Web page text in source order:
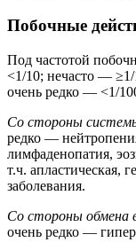
Побочные
Под частотой
<1/10; нечасто —
очень редко — <1/
Со стороны
редко —
лимфаденопатия,
т.ч. апластическая,
заболевания.
Со стороны обмена
очень редко —